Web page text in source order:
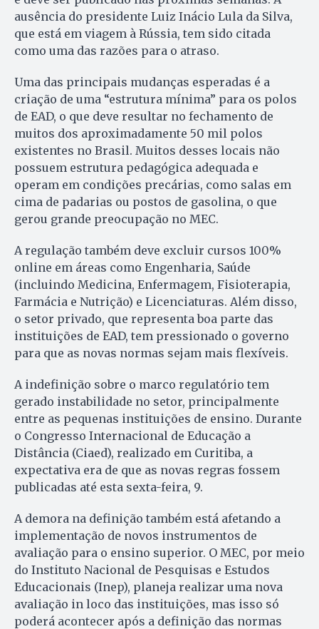
ausência do presidente Luiz Inácio Lula da Silva,
que está em viagem à Rússia, tem sido citada
como uma das razões para o atraso.
Uma das principais mudanças esperadas é a
criação de uma “estrutura mínima” para os polos
de EAD, o que deve resultar no fechamento de
muitos dos aproximadamente 50 mil polos
existentes no Brasil. Muitos desses locais não
possuem estrutura pedagógica adequada e
operam em condições precárias, como salas em
cima de padarias ou postos de gasolina, o que
gerou grande preocupação no MEC.
A regulação também deve excluir cursos 100%
online em áreas como Engenharia, Saúde
(incluindo Medicina, Enfermagem, Fisioterapia,
Farmácia e Nutrição) e Licenciaturas. Além disso,
o setor privado, que representa boa parte das
instituições de EAD, tem pressionado o governo
para que as novas normas sejam mais flexíveis.
A indefinição sobre o marco regulatório tem
gerado instabilidade no setor, principalmente
entre as pequenas instituições de ensino. Durante
o Congresso Internacional de Educação a
Distância (Ciaed), realizado em Curitiba, a
expectativa era de que as novas regras fossem
publicadas até esta sexta-feira, 9.
A demora na definição também está afetando a
implementação de novos instrumentos de
avaliação para o ensino superior. O MEC, por meio
do Instituto Nacional de Pesquisas e Estudos
Educacionais (Inep), planeja realizar uma nova
avaliação in loco das instituições, mas isso só
poderá acontecer após a definição das normas